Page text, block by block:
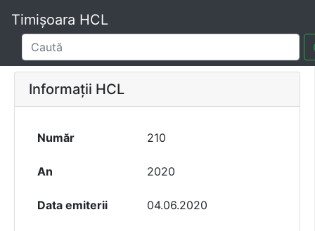
Timișoara HCL
Informații HCL
Număr 210
An 2020
Data emiterii 04.06.2020